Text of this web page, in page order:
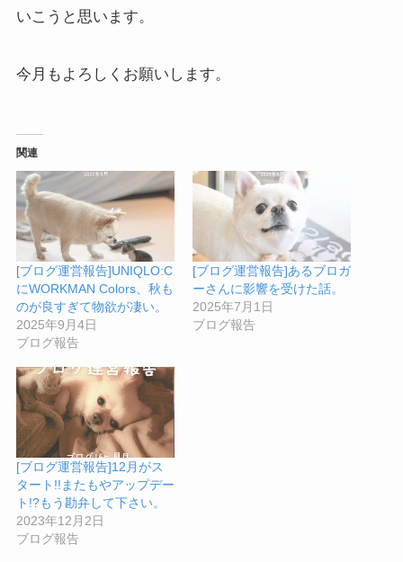
いこうと思います。
今月もよろしくお願いします。
関連
[ブログ運営報告]UNIQLO:C
にWORKMAN Colors、秋も
のが良すぎて物欲が凄い。
2025年9月4日
ブログ報告
[ブログ運営報告]あるブロガ
ーさんに影響を受けた話。
2025年7月1日
ブログ報告
[ブログ運営報告]12月がス
タート!!またもやアップデー
ト!?もう勘弁して下さい。
2023年12月2日
ブログ報告